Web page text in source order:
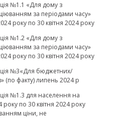
№1.1 «Для дому з
за періодами часу»
року по 30 квітня 2024 року
№1.2 «Для дому з
за періодами часу»
року по 30 квітня 2024 року
№3«Для бюджетних/
(по факту) липень 2024 р
№1.3 для населення на
року по 30 квітня 2024 року
ціни, не